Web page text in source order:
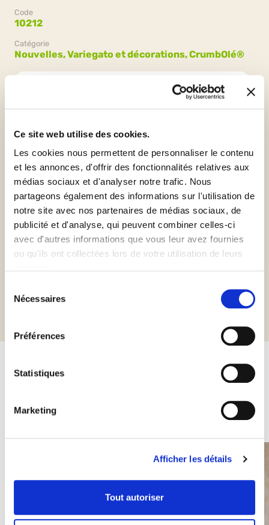
Ce site web utilise des cookies.
Les cookies nous permettent de personnaliser le contenu
et les annonces, d'offrir des fonctionnalités relatives aux
médias sociaux et d'analyser notre trafic. Nous
partageons également des informations sur l'utilisation de
notre site avec nos partenaires de médias sociaux, de
publicité et d'analyse, qui peuvent combiner celles-ci
avec d'autres informations que vous leur avez fournies
ou qu'ils ont collectées lors de votre utilisation de leurs
Nécessaires
Préférences
Statistiques
Marketing
Afficher les détails
Tout autoriser
Code
10212
Catégorie
Nouvelles,Variegato et décorations,CrumbOlé®
Sans gluten
Informations complémentaires
Autres produits susceptibles de